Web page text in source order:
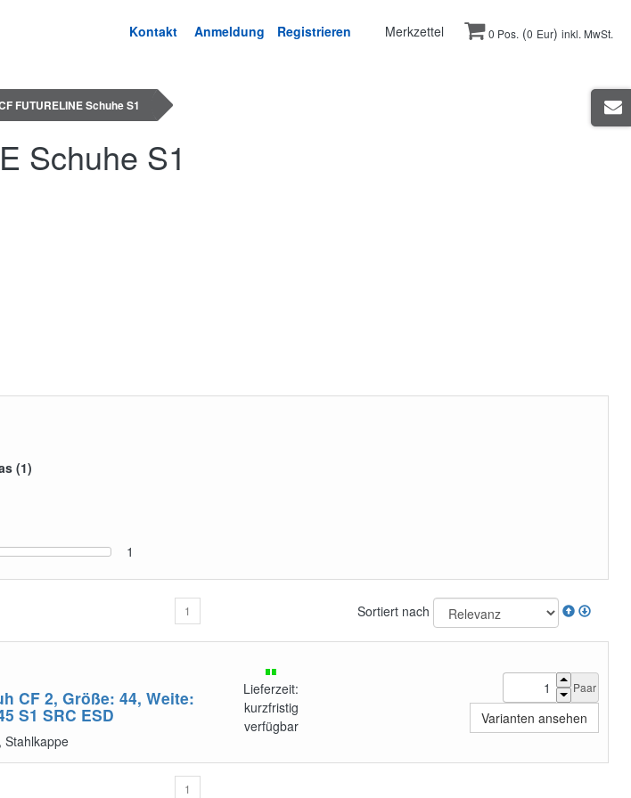
Kontakt Anmeldung Registrieren Merkzettel 0 Pos. (0 Eur) inkl. MwSt.
FUTURELINE Schuhe S1
Schuhe S1
(1)
1
1 Sortiert nach
CF 2, Größe: 44, Weite:
S1 SRC ESD
Stahlkappe
Lieferzeit:
kurzfristig
verfügbar
Paar
Varianten ansehen
1